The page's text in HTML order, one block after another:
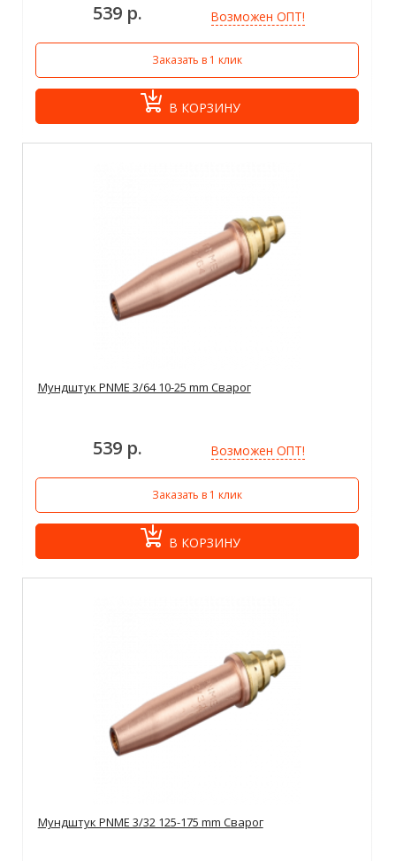
539 р. Возможен ОПТ!
Заказать в 1 клик
В КОРЗИНУ
Мундштук PNME 3/64 10-25 mm Сварог
539 р. Возможен ОПТ!
Заказать в 1 клик
В КОРЗИНУ
Мундштук PNME 3/32 125-175 mm Сварог